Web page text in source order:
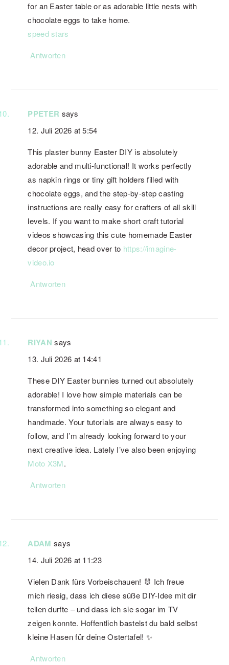
for an Easter table or as adorable little nests with
chocolate eggs to take home.
speed stars
Antworten
PPETER says
12. Juli 2026 at 5:54
This plaster bunny Easter DIY is absolutely
adorable and multi-functional! It works perfectly
as napkin rings or tiny gift holders filled with
chocolate eggs, and the step-by-step casting
instructions are really easy for crafters of all skill
levels. If you want to make short craft tutorial
videos showcasing this cute homemade Easter
decor project, head over to https://imagine-
video.io
Antworten
RIYAN says
13. Juli 2026 at 14:41
These DIY Easter bunnies turned out absolutely
adorable! I love how simple materials can be
transformed into something so elegant and
handmade. Your tutorials are always easy to
follow, and I’m already looking forward to your
next creative idea. Lately I’ve also been enjoying
Moto X3M.
Antworten
ADAM says
14. Juli 2026 at 11:23
Vielen Dank fürs Vorbeischauen! 🐰 Ich freue
mich riesig, dass ich diese süße DIY-Idee mit dir
teilen durfte – und dass ich sie sogar im TV
zeigen konnte. Hoffentlich bastelst du bald selbst
kleine Hasen für deine Ostertafel! ✨
Antworten